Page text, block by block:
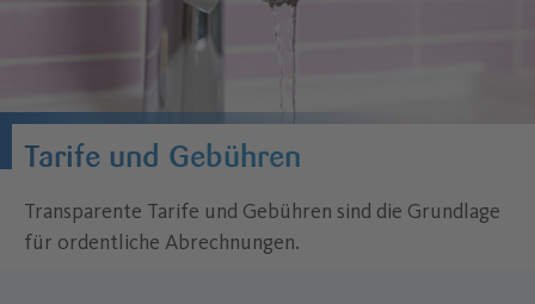
Tarife und Gebühren
Transparente Tarife und Gebühren sind die Grundlage
für ordentliche Abrechnungen.